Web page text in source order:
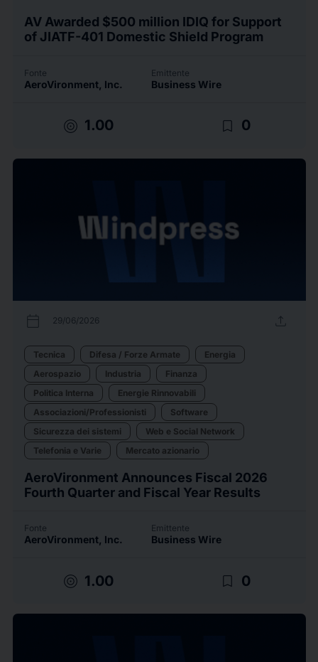
AV Awarded $500 million IDIQ for Support
of JIATF-401 Domestic Shield Program
Fonte
AeroVironment, Inc.
Emittente
Business Wire
target 1.00 bookmark_border 0
calendar_today 29/06/2026 upload
Tecnica Difesa / Forze Armate
Energia
Aerospazio
Industria
Finanza
Politica Interna
Energie Rinnovabili
Associazioni/Professionisti
Software
Sicurezza dei sistemi
Web e Social Network
Telefonia e Varie
Mercato azionario
AeroVironment Announces Fiscal 2026
Fourth Quarter and Fiscal Year Results
Fonte
AeroVironment, Inc.
Emittente
Business Wire
target 1.00 bookmark_border 0